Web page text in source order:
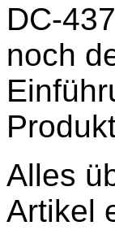
DC-
noch
Alles
Artikel